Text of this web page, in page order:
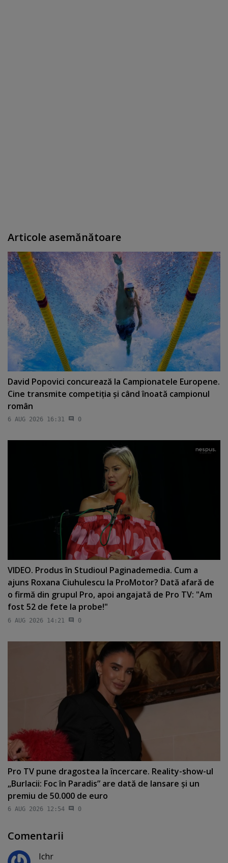
Articole asemănătoare
David Popovici concurează la Campionatele Europene.
Cine transmite competiţia şi când înoată campionul
român
6 AUG 2026 16:31 0
VIDEO. Produs în Studioul Paginademedia. Cum a
ajuns Roxana Ciuhulescu la ProMotor? Dată afară de
o firmă din grupul Pro, apoi angajată de Pro TV: "Am
fost 52 de fete la probe!"
6 AUG 2026 14:21 0
Pro TV pune dragostea la încercare. Reality-show-ul
„Burlacii: Foc în Paradis” are dată de lansare şi un
premiu de 50.000 de euro
6 AUG 2026 12:54 0
Comentarii
Ichr